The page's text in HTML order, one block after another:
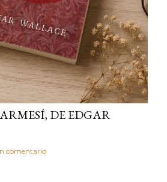
DE EDGAR
comentario